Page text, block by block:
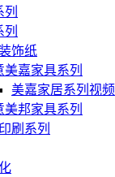
列
列
饰纸
美嘉家具系列
美嘉家居系列视频
美邦家具系列
刷系列